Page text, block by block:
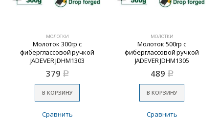
МОЛОТКИ
Молоток 300гр с
фиберглассовой ручкой
JADEVER JDHM1303
379 Р
В КОРЗИНУ
Сравнить
МОЛОТКИ
Молоток 500гр с
фиберглассовой ручкой
JADEVER JDHM1305
489 Р
В КОРЗИНУ
Сравнить